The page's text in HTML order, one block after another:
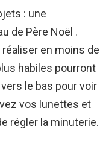
: une
de Père Noël .
réaliser en moins de
habiles pourront
le bas pour voir
vos lunettes et
régler la minuterie.